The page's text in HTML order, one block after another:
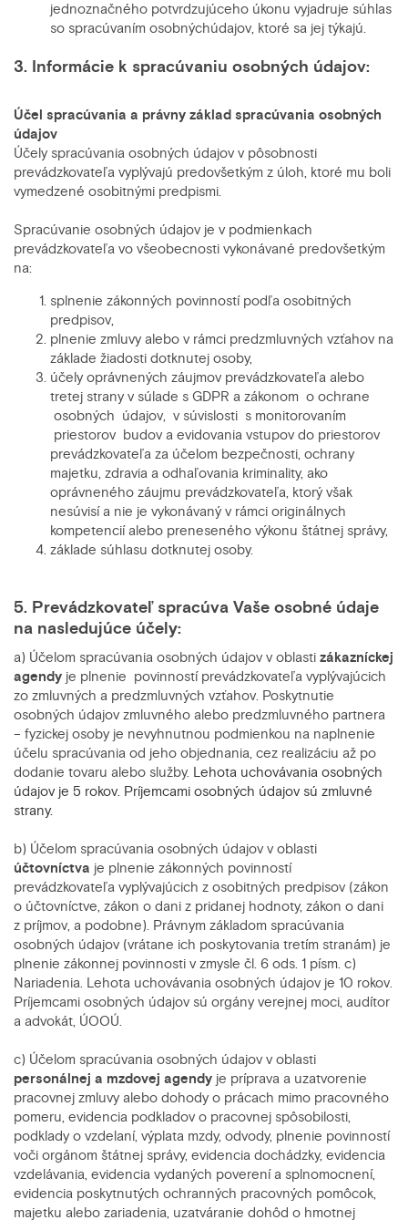
jednoznačného potvrdzujúceho úkonu vyjadruje súhlas
so spracúvaním osobnýchúdajov, ktoré sa jej týkajú.
3. Informácie k spracúvaniu osobných údajov:
Účel spracúvania a právny základ spracúvania osobných
údajov
Účely spracúvania osobných údajov v pôsobnosti
prevádzkovateľa vyplývajú predovšetkým z úloh, ktoré mu boli
vymedzené osobitnými predpismi.
Spracúvanie osobných údajov je v podmienkach
prevádzkovateľa vo všeobecnosti vykonávané predovšetkým
na:
splnenie zákonných povinností podľa osobitných
predpisov,
plnenie zmluvy alebo v rámci predzmluvných vzťahov na
základe žiadosti dotknutej osoby,
účely oprávnených záujmov prevádzkovateľa alebo
tretej strany v súlade s GDPR a zákonom o ochrane
osobných údajov, v súvislosti s monitorovaním
priestorov budov a evidovania vstupov do priestorov
prevádzkovateľa za účelom bezpečnosti, ochrany
majetku, zdravia a odhaľovania kriminality, ako
oprávneného záujmu prevádzkovateľa, ktorý však
nesúvisí a nie je vykonávaný v rámci originálnych
kompetencií alebo preneseného výkonu štátnej správy,
základe súhlasu dotknutej osoby.
5. Prevádzkovateľ spracúva Vaše osobné údaje
na nasledujúce účely:
a) Účelom spracúvania osobných údajov v oblasti zákazníckej
agendy je plnenie povinností prevádzkovateľa vyplývajúcich
zo zmluvných a predzmluvných vzťahov. Poskytnutie
osobných údajov zmluvného alebo predzmluvného partnera
– fyzickej osoby je nevyhnutnou podmienkou na naplnenie
účelu spracúvania od jeho objednania, cez realizáciu až po
dodanie tovaru alebo služby. Lehota uchovávania osobných
údajov je 5 rokov. Príjemcami osobných údajov sú zmluvné
strany.
b) Účelom spracúvania osobných údajov v oblasti
účtovníctva je plnenie zákonných povinností
prevádzkovateľa vyplývajúcich z osobitných predpisov (zákon
o účtovníctve, zákon o dani z pridanej hodnoty, zákon o dani
z príjmov, a podobne). Právnym základom spracúvania
osobných údajov (vrátane ich poskytovania tretím stranám) je
plnenie zákonnej povinnosti v zmysle čl. 6 ods. 1 písm. c)
Nariadenia. Lehota uchovávania osobných údajov je 10 rokov.
Príjemcami osobných údajov sú orgány verejnej moci, audítor
a advokát, ÚOOÚ.
c) Účelom spracúvania osobných údajov v oblasti
personálnej a mzdovej agendy je príprava a uzatvorenie
pracovnej zmluvy alebo dohody o prácach mimo pracovného
pomeru, evidencia podkladov o pracovnej spôsobilosti,
podklady o vzdelaní, výplata mzdy, odvody, plnenie povinností
voči orgánom štátnej správy, evidencia dochádzky, evidencia
vzdelávania, evidencia vydaných poverení a splnomocnení,
evidencia poskytnutých ochranných pracovných pomôcok,
majetku alebo zariadenia, uzatváranie dohôd o hmotnej